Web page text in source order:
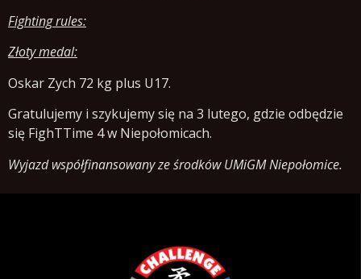
Fighting rules:
Złoty medal:
Oskar Zych 72 kg plus U17.
Gratulujemy i szykujemy się na 3 lutego, gdzie odbędzie
się FighTTime 4 w Niepołomicach.
Wyjazd współfinansowany ze środków UMiGM Niepołomice.